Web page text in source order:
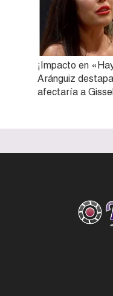
¡Impacto en
Aránguiz
afectaría a